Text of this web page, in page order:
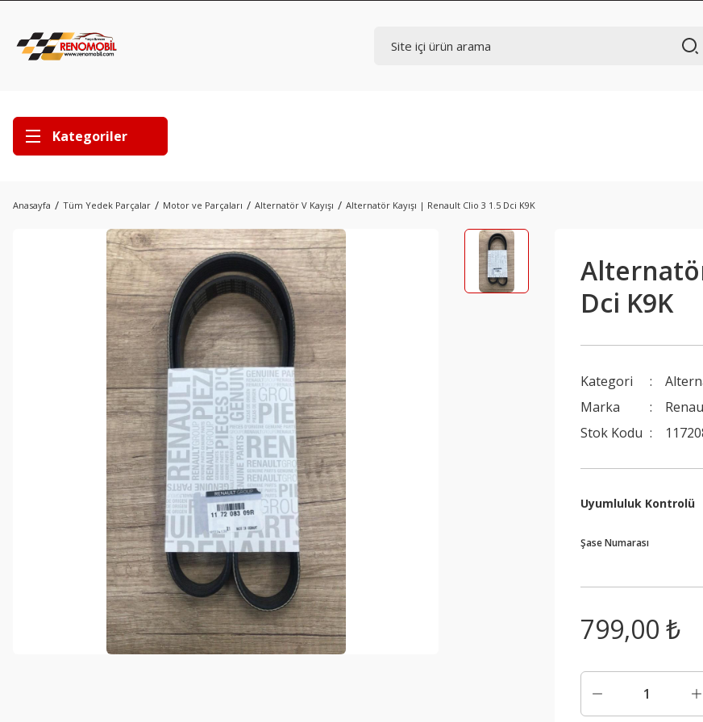
Kategoriler
Anasayfa Tüm Yedek Parçalar Motor ve Parçaları Alternatör V Kayışı Alternatör Kayışı | Renault Clio 3 1.5 Dci K9K
Dci K9K
Kategori
Marka
Stok Kodu
Uyumluluk Kontrolü
Şase Numarası
799,00 ₺